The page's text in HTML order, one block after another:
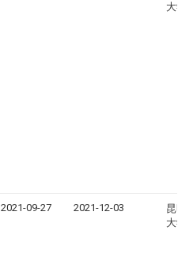
大学
2021-09-27 2021-12-03
昆明
大学